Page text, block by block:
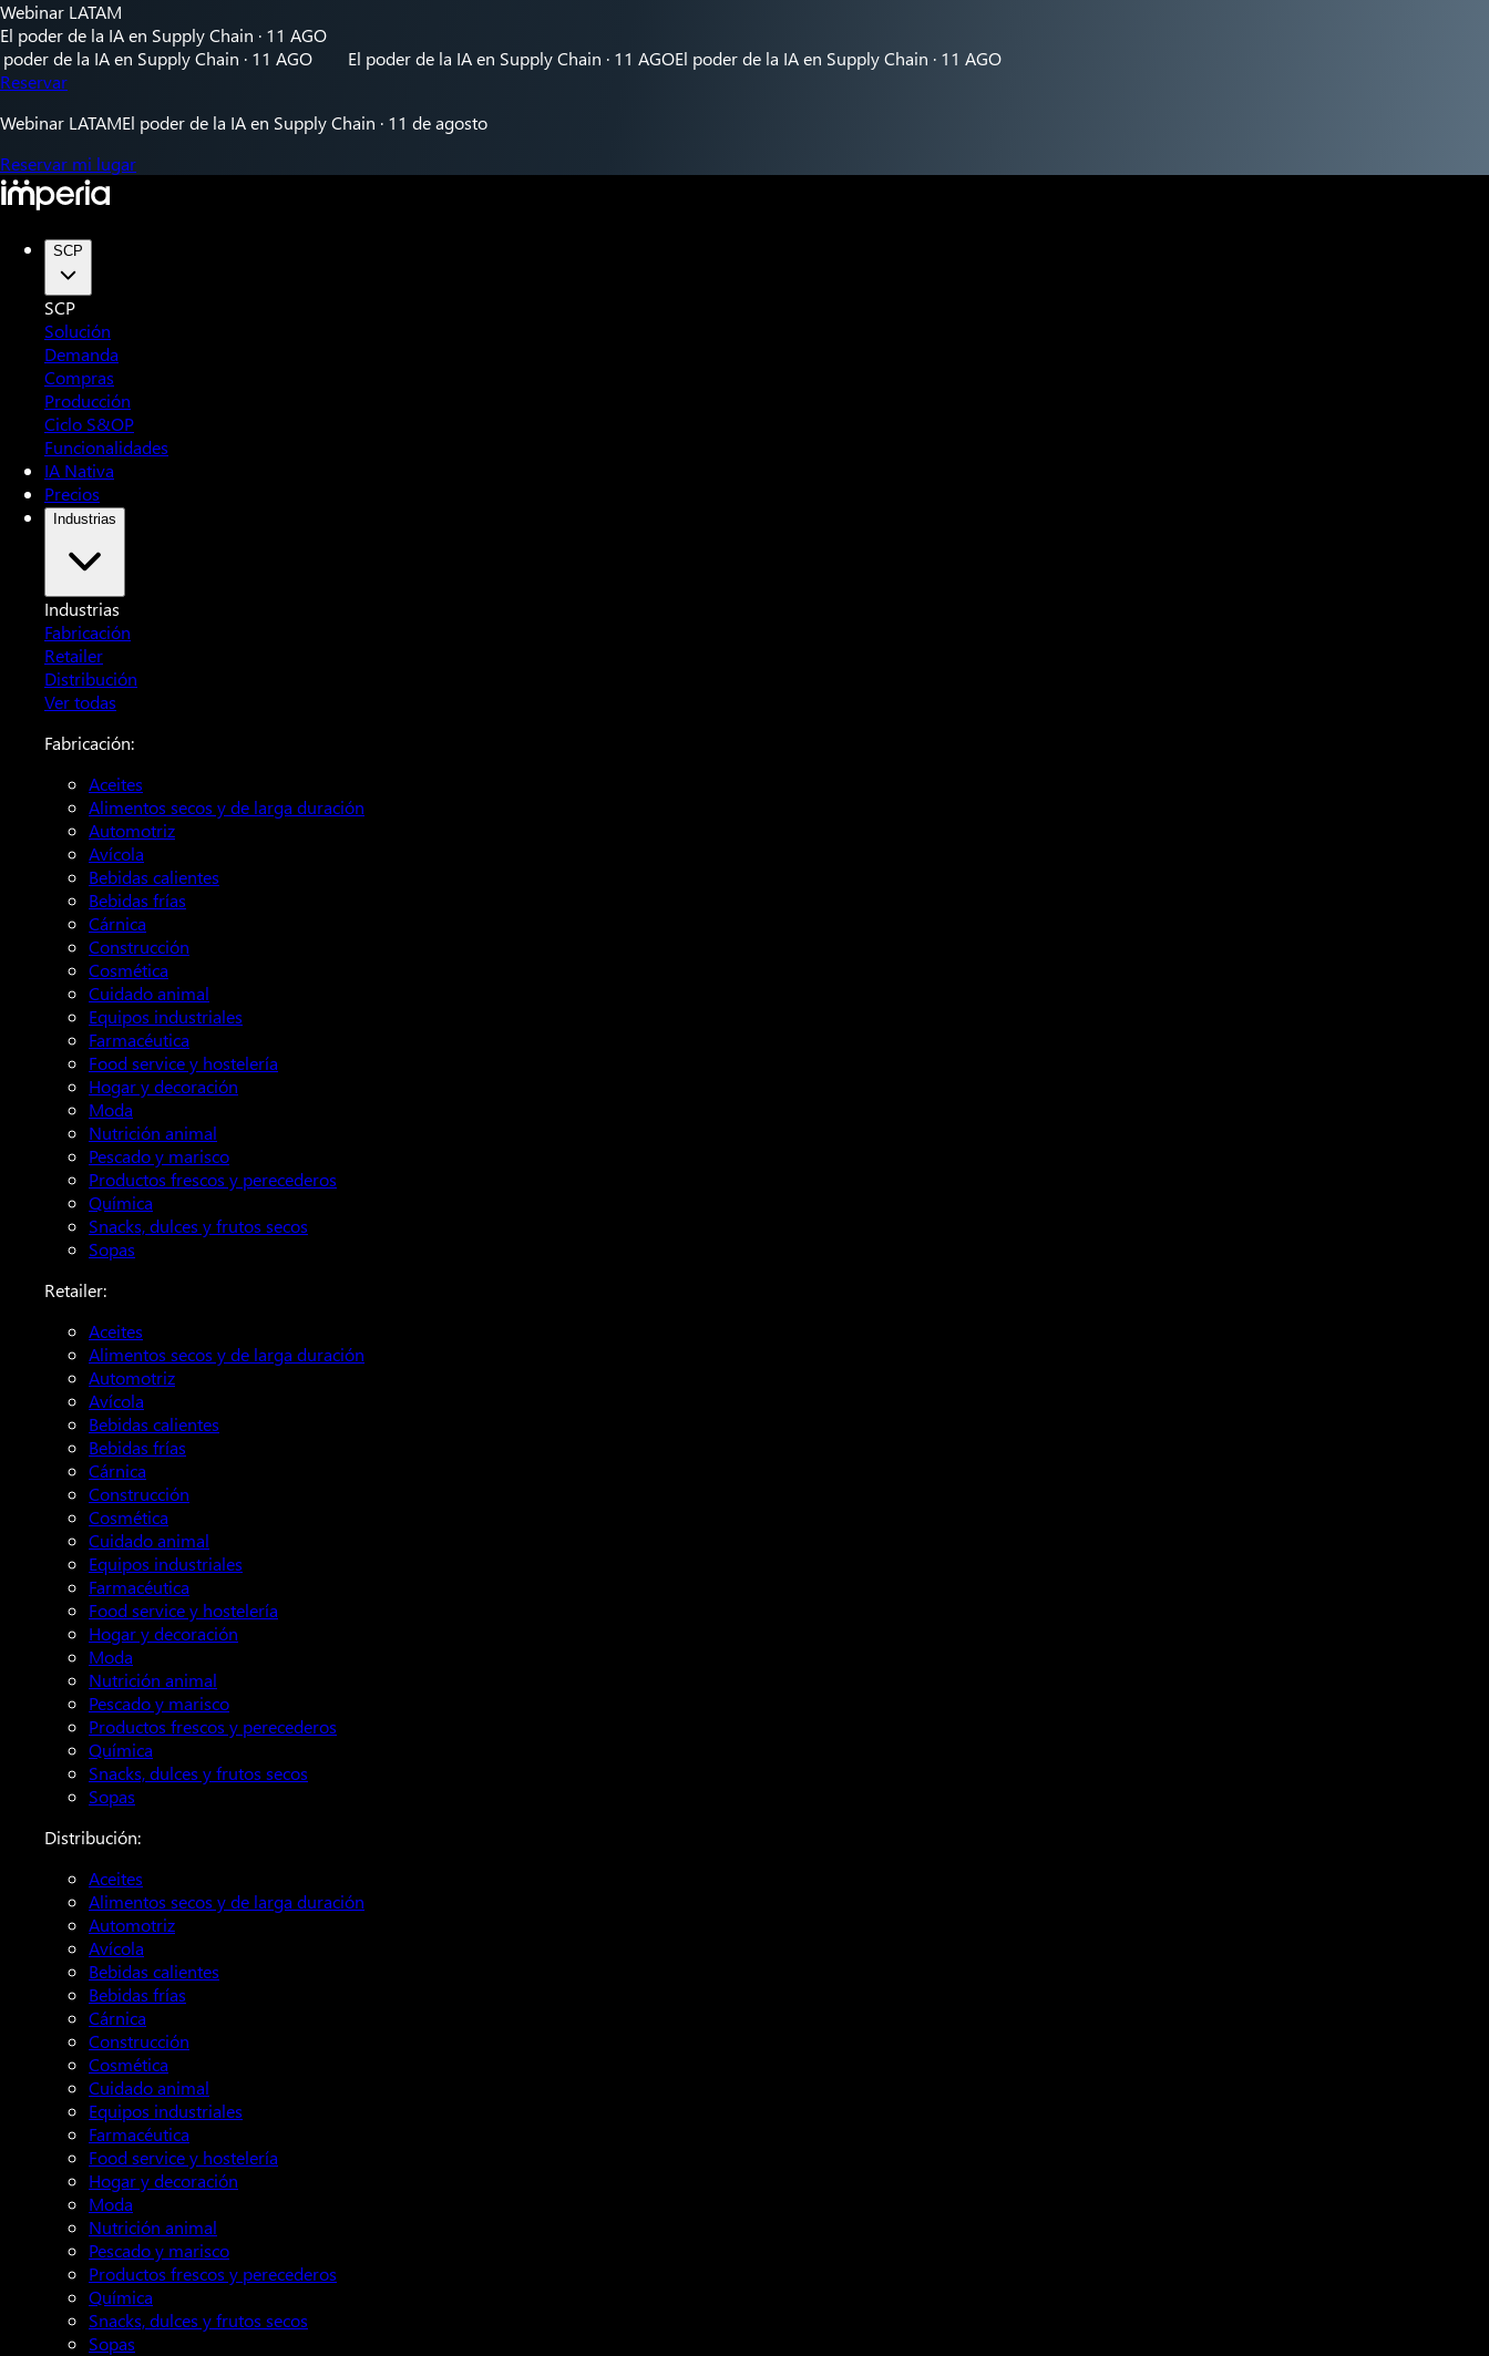
Webinar LATAM
El poder de la IA en Supply Chain · 11 AGO
de la IA en Supply Chain · 11 AGO
El poder de la IA en Supply Chain · 11 AGO El poder de la IA en Supply Chain · 11 AGO
Reservar
Webinar LATAMEl poder de la IA en Supply Chain · 11 de agosto
Reservar mi lugar
SCP
SCP
Solución
Demanda
Compras
Producción
Ciclo S&OP
Funcionalidades
IA Nativa
Precios
Industrias
Industrias
Fabricación
Retailer
Distribución
Ver todas
Fabricación:
Aceites
Alimentos secos y de larga duración
Automotriz
Avícola
Bebidas calientes
Bebidas frías
Cárnica
Construcción
Cosmética
Cuidado animal
Equipos industriales
Farmacéutica
Food service y hostelería
Hogar y decoración
Moda
Nutrición animal
Pescado y marisco
Productos frescos y perecederos
Química
Snacks, dulces y frutos secos
Sopas
Retailer:
Aceites
Alimentos secos y de larga duración
Automotriz
Avícola
Bebidas calientes
Bebidas frías
Cárnica
Construcción
Cosmética
Cuidado animal
Equipos industriales
Farmacéutica
Food service y hostelería
Hogar y decoración
Moda
Nutrición animal
Pescado y marisco
Productos frescos y perecederos
Química
Snacks, dulces y frutos secos
Sopas
Distribución:
Aceites
Alimentos secos y de larga duración
Automotriz
Avícola
Bebidas calientes
Bebidas frías
Cárnica
Construcción
Cosmética
Cuidado animal
Equipos industriales
Farmacéutica
Food service y hostelería
Hogar y decoración
Moda
Nutrición animal
Pescado y marisco
Productos frescos y perecederos
Química
Snacks, dulces y frutos secos
Sopas